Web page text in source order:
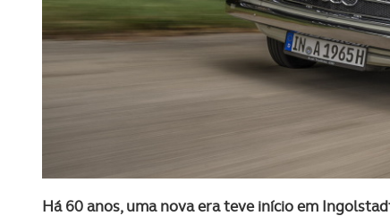
Há 60 anos, uma nova era teve início em